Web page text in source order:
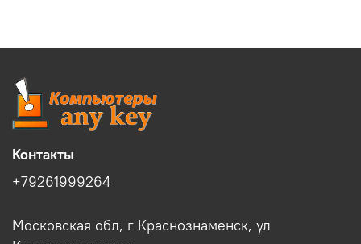
Контакты
+79261999264
Московская обл, г Краснознаменск, ул